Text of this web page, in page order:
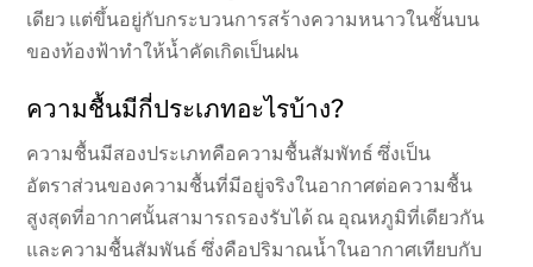
เดียว แต่ขึ้นอยู่กับกระบวนการสร้างความหนาวในชั้นบน
ของท้องฟ้าทำให้น้ำคัดเกิดเป็นฝน
ความชื้นมีกี่ประเภทอะไรบ้าง?
ความชื้นมีสองประเภทคือความชื้นสัมพัทธ์ ซึ่งเป็น
อัตราส่วนของความชื้นที่มีอยู่จริงในอากาศต่อความชื้น
สูงสุดที่อากาศนั้นสามารถรองรับได้ ณ อุณหภูมิที่เดียวกัน
และความชื้นสัมพันธ์ ซึ่งคือปริมาณน้ำในอากาศเทียบกับ